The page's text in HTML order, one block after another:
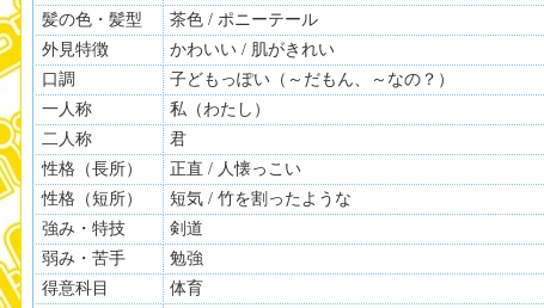
髪の色・髪型
茶色 / ポニーテール
外見特徴
かわいい / 肌がきれい
口調
子どもっぽい（～だもん、～なの？）
一人称
私（わたし）
二人称
君
性格（長所）
正直 / 人懐っこい
性格（短所）
短気 / 竹を割ったような
強み・特技
剣道
弱み・苦手
勉強
得意科目
体育